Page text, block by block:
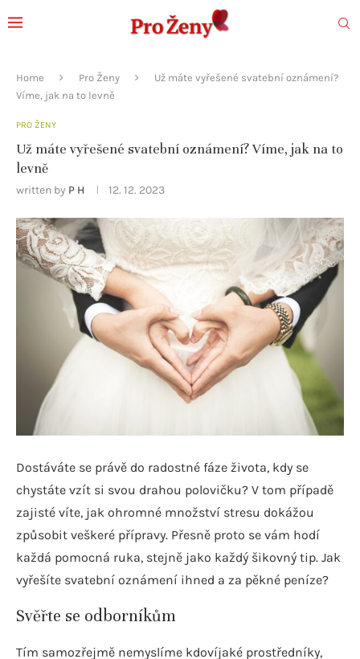
Home Pro Ženy
Už máte vyřešené svatební oznámení?
Víme, jak na to levně
PRO ŽENY
Už máte vyřešené svatební oznámení? Víme, jak na to
levně
written by P H 12. 12. 2023
Dostáváte se právě do radostné fáze života, kdy se
chystáte vzít si svou drahou polovičku? V tom případě
zajisté víte, jak ohromné množství stresu dokážou
způsobit veškeré přípravy. Přesně proto se vám hodí
každá pomocná ruka, stejně jako každý šikovný tip. Jak
vyřešíte svatební oznámení ihned a za pěkné peníze?
Svěřte se odborníkům
Tím samozřejmě nemyslíme kdovíjaké prostředníky,